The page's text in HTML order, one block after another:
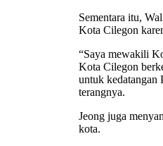
Sementara itu,
Kota Cilegon
“Saya mewakili
Kota Cilegon
untuk kedatangan
terangnya.
Jeong juga
kota.